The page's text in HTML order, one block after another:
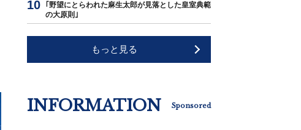
｢野望にとらわれた麻生太郎が見落とした皇室典範
の大原則｣
もっと見る
INFORMATION Sponsored